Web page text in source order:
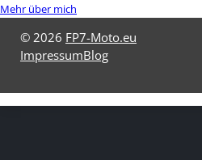
Mehr über mich
© 2026 FP7-Moto.eu
ImpressumBlog